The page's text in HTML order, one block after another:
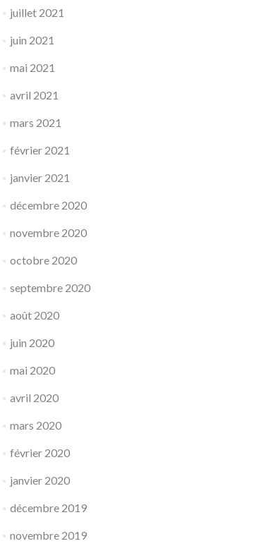
juillet 2021
juin 2021
mai 2021
avril 2021
mars 2021
février 2021
janvier 2021
décembre 2020
novembre 2020
octobre 2020
septembre 2020
août 2020
juin 2020
mai 2020
avril 2020
mars 2020
février 2020
janvier 2020
décembre 2019
novembre 2019